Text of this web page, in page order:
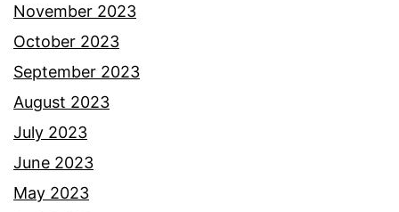
November 2023
October 2023
September 2023
August 2023
July 2023
June 2023
May 2023